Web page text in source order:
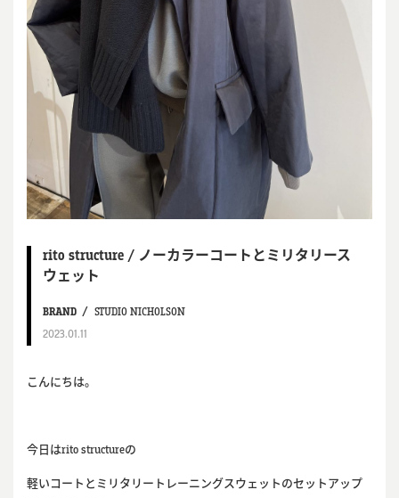
rito structure / ノーカラーコートとミリタリース
ウェット
BRAND
STUDIO NICHOLSON
2023.01.11
こんにちは。
今日はrito structureの
軽いコートとミリタリートレーニングスウェットのセットアップ